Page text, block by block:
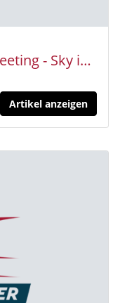
finale Meldeliste: Diskusmeeting - Sky is the limit
Artikel anzeigen